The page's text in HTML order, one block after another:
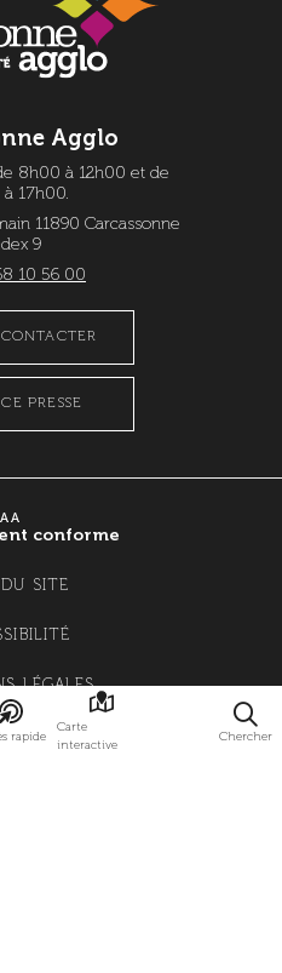
rapide
Carte
interactive
Chercher
Agglo
8h00 à 12h00 et de
à 17h00.
11890 Carcassonne
9
10 56 00
PRESSE
conforme
SITE
LÉGALES